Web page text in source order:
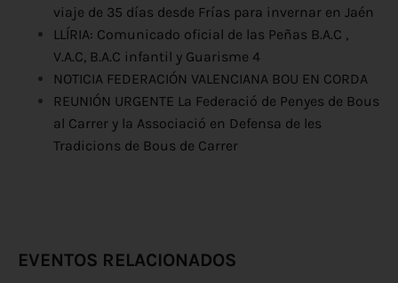
viaje de 35 días desde Frías para invernar en Jaén
LLÍRIA: Comunicado oficial de las Peñas B.A.C ,
V.A.C, B.A.C infantil y Guarisme 4
NOTICIA FEDERACIÓN VALENCIANA BOU EN CORDA
REUNIÓN URGENTE La Federació de Penyes de Bous
al Carrer y la Associació en Defensa de les
Tradicions de Bous de Carrer
EVENTOS RELACIONADOS